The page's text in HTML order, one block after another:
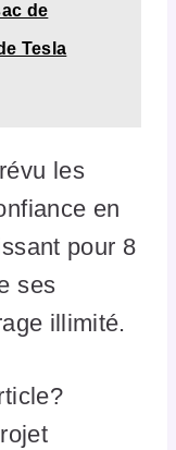
de
Tesla
les
en
pour 8
ses
illimité.